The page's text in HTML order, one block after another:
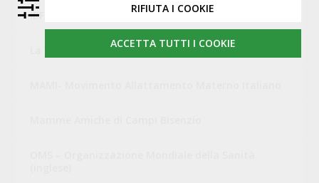
IBFAN Italia
La Leche League Italia
RIFIUTA I COOKIE
ACCETTA TUTTI I COOKIE